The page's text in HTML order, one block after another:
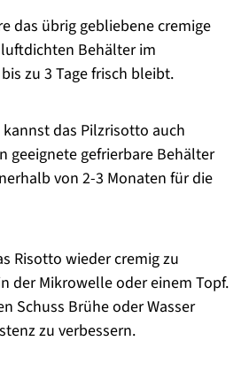
das übrig gebliebene cremige
Behälter im
zu 3 Tage frisch bleibt.
kannst das Pilzrisotto auch
geeignete gefrierbare Behälter
von 2-3 Monaten für die
Risotto wieder cremig zu
der Mikrowelle oder einem Topf.
Schuss Brühe oder Wasser
zu verbessern.